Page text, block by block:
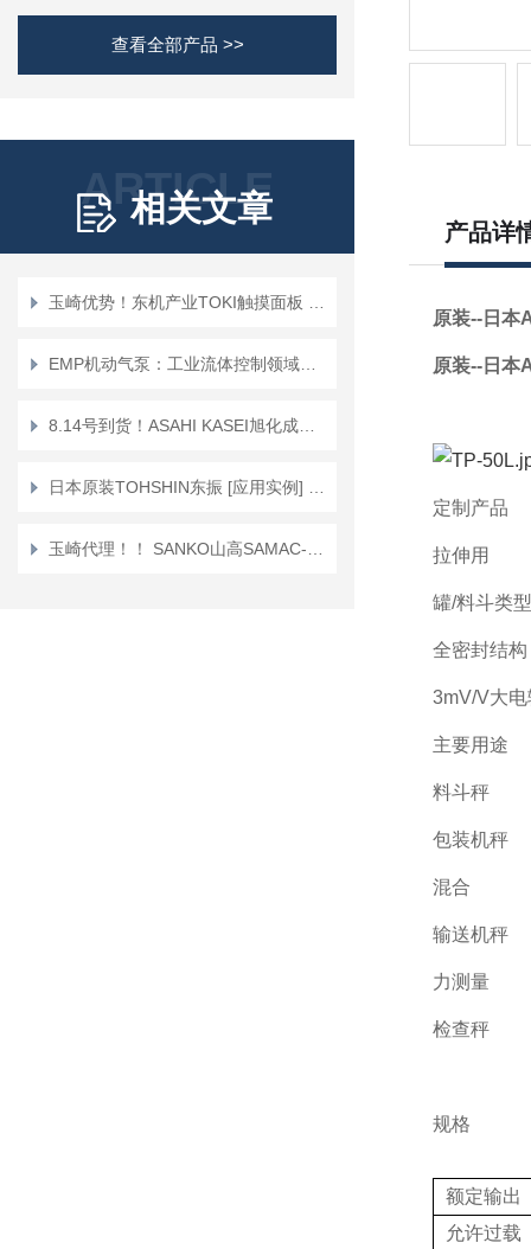
查看全部产品 >>
ARTICLE
相关文章
产品详
原装--日本
原装--日本
定制产品
拉伸用
罐/料斗类型
全密封结
3mV/V大
主要用途
料斗秤
包装机秤
混合
输送机秤
力测量
检查秤
规格
额定输出
允许过载